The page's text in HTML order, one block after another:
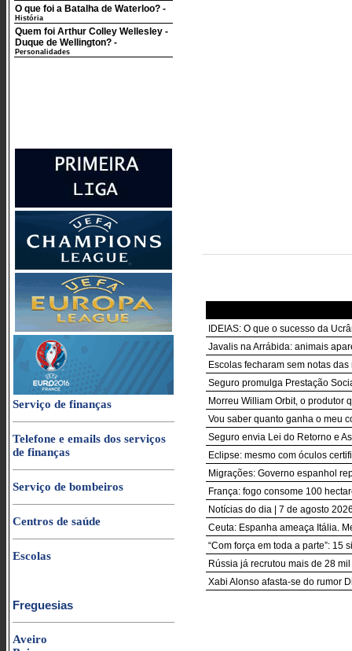
O que foi a Batalha de Waterloo? -
História
Quem foi Arthur Colley Wellesley -
Duque de Wellington? -
Personalidades
Serviço de finanças
Telefone e emails dos serviços
de finanças
Serviço de bombeiros
Centros de saúde
Escolas
Freguesias
Aveiro
IDEIAS: O que o sucesso da
Javalis na Arrábida: animais
Escolas fecharam sem notas
Seguro promulga Prestação
Morreu William Orbit, o produtor
Vou saber quanto ganha o meu
Seguro envia Lei do Retorno e
Eclipse: mesmo com óculos
Migrações: Governo espanhol
França: fogo consome 100
Notícias do dia | 7 de agosto
Ceuta: Espanha ameaça Itália.
“Com força em toda a parte”: 15
Rússia já recrutou mais de 28
Xabi Alonso afasta-se do rumor